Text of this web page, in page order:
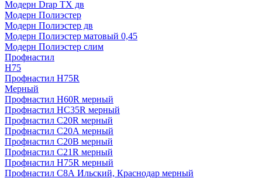
Модерн Drap ТХ дв
Модерн Полиэстер
Модерн Полиэстер дв
Модерн Полиэстер матовый 0,45
Модерн Полиэстер слим
Профнастил
H75
Профнастил H75R
Мерный
Профнастил H60R мерный
Профнастил HC35R мерный
Профнастил С20R мерный
Профнастил С20А мерный
Профнастил С20В мерный
Профнастил С21R мерный
Профнастил Н75R мерный
Профнастил С8А Ильский, Краснодар мерный